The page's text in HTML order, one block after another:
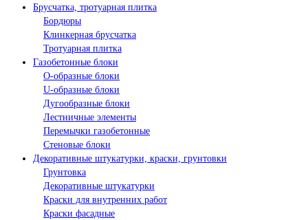
Брусчатка, тротуарная плитка
Бордюры
Клинкерная брусчатка
Тротуарная плитка
Газобетонные блоки
O-образные блоки
U-образные блоки
Дугообразные блоки
Лестничные элементы
Перемычки газобетонные
Стеновые блоки
Декоративные штукатурки, краски, грунтовки
Грунтовка
Декоративные штукатурки
Краски для внутренних работ
Краски фасадные